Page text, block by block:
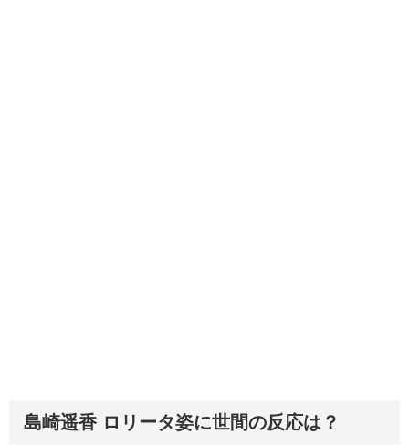
島崎遥香 ロリータ姿に世間の反応は？